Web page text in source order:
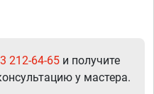
212-64-65 и получите
у мастера.